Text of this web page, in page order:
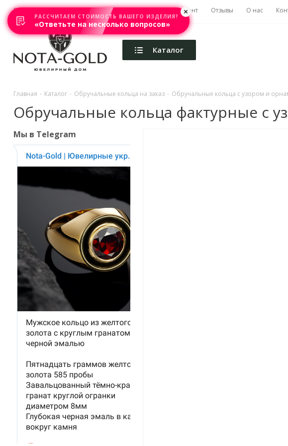
Главная Акции Каталоги Изготовление Ремонт Отзывы О нас
Каталог
Главная - Каталог - Обручальные кольца на заказ - Обручальные кольца с узором и
Обручальные кольца фактурные с
Мы в Telegram
РАССЧИТАЕМ СТОИМОСТЬ ВАШЕГО ИЗДЕЛИЯ?
«Ответьте на несколько вопросов»